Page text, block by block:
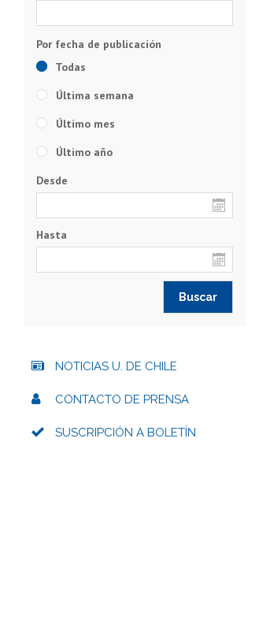
Todas
Última semana
Último mes
Último año
Desde
Hasta
NOTICIAS U. DE CHILE
CONTACTO DE PRENSA
SUSCRIPCIÓN A BOLETÍN